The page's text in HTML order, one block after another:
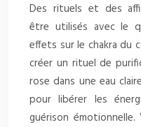
Des rituels et des
être utilisés avec le
effets sur le chakra du
créer un rituel de
rose dans une eau
pour libérer les
guérison